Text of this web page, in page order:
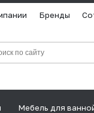
Бренды
Мебель для